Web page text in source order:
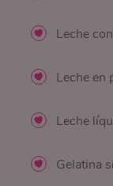
Leche
Leche en
Leche
Gelatina